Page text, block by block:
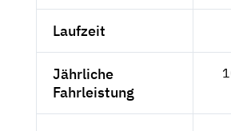
Laufzeit
Jährliche
Fahrleistung